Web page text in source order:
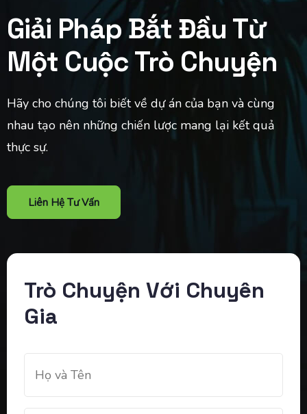
Giải Pháp Bắt Đầu Từ
Một Cuộc Trò Chuyện
Hãy cho chúng tôi biết về dự án của bạn và cùng
nhau tạo nên những chiến lược mang lại kết quả
thực sự.
Liên Hệ Tư Vấn
Trò Chuyện Với Chuyên
Gia